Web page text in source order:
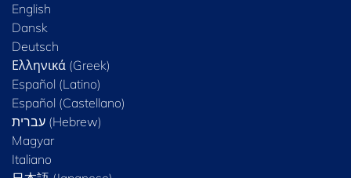
English
Dansk
Deutsch
Ελληνικά (Greek)
Español (Latino)
Español (Castellano)
Magyar
Italiano